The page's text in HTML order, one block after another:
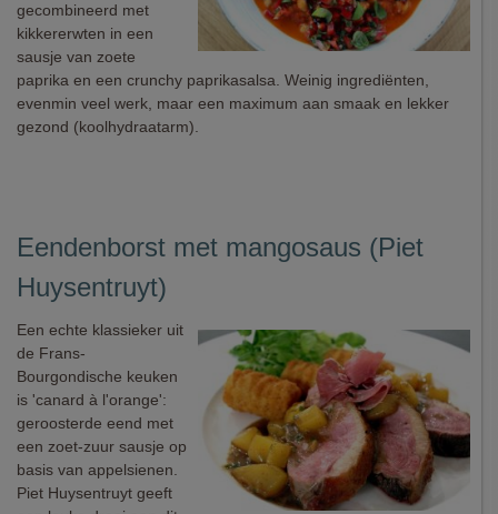
gecombineerd met
kikkererwten in een
sausje van zoete
paprika en een crunchy paprikasalsa. Weinig ingrediënten,
evenmin veel werk, maar een maximum aan smaak en lekker
gezond (koolhydraatarm).
Eendenborst met mangosaus (Piet
Huysentruyt)
Een echte klassieker uit
de Frans-
Bourgondische keuken
is 'canard à l'orange':
geroosterde eend met
een zoet-zuur sausje op
basis van appelsienen.
Piet Huysentruyt geeft